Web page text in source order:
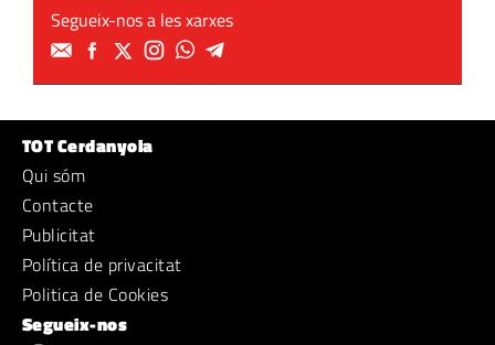
Segueix-nos a les xarxes
TOT Cerdanyola
Qui sóm
Contacte
Publicitat
Política de privacitat
Politica de Cookies
Segueix-nos